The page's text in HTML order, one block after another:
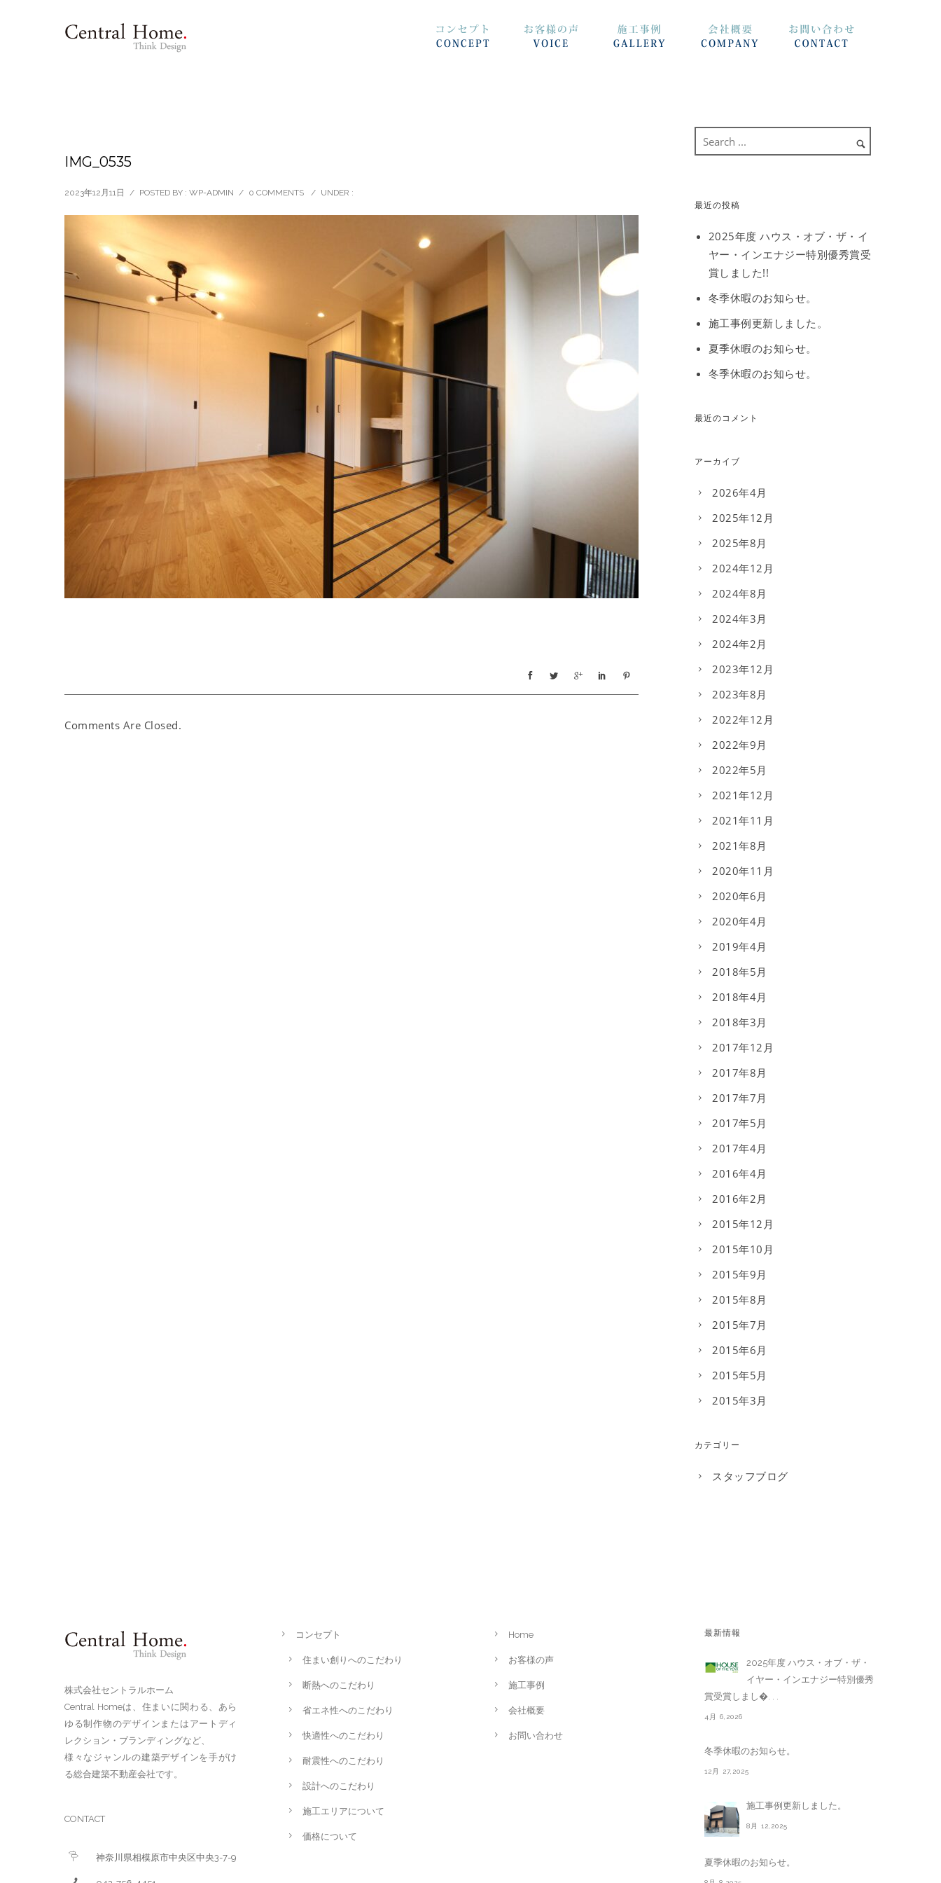
IMG_0535
2023年12月11日 / POSTED BY : WP-ADMIN / 0 COMMENTS / UNDER :
Comments Are Closed.
最近の投稿
2025年度 ハウス・オブ・ザ・イ
ヤー・インエナジー特別優秀賞受
賞しました!!
冬季休暇のお知らせ。
施工事例更新しました。
夏季休暇のお知らせ。
冬季休暇のお知らせ。
最近のコメント
アーカイブ
2026年4月
2025年12月
2025年8月
2024年12月
2024年8月
2024年3月
2024年2月
2023年12月
2023年8月
2022年12月
2022年9月
2022年5月
2021年12月
2021年11月
2021年8月
2020年11月
2020年6月
2020年4月
2019年4月
2018年5月
2018年4月
2018年3月
2017年12月
2017年8月
2017年7月
2017年5月
2017年4月
2016年4月
2016年2月
2015年12月
2015年10月
2015年9月
2015年8月
2015年7月
2015年6月
2015年5月
2015年3月
カテゴリー
スタッフブログ
株式会社セントラルホーム
Central Homeは、住まいに関わる、あら
ゆる制作物のデザインまたはアートディ
レクション・ブランディングなど、
様々なジャンルの建築デザインを手がけ
る総合建築不動産会社です。
CONTACT
神奈川県相模原市中央区中央3-7-9
コンセプト
住まい創りへのこだわり
断熱へのこだわり
省エネ性へのこだわり
快適性へのこだわり
耐震性へのこだわり
設計へのこだわり
施工エリアについて
価格について
Home
お客様の声
施工事例
会社概要
お問い合わせ
最新情報
2025年度 ハウス・オブ・ザ・
イヤー・インエナジー特別優秀
賞受賞しまし�. . .
4月 6,2026
冬季休暇のお知らせ。
12月 27,2025
施工事例更新しました。
8月 12,2025
夏季休暇のお知らせ。